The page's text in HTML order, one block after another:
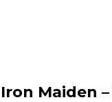
Iron Maiden